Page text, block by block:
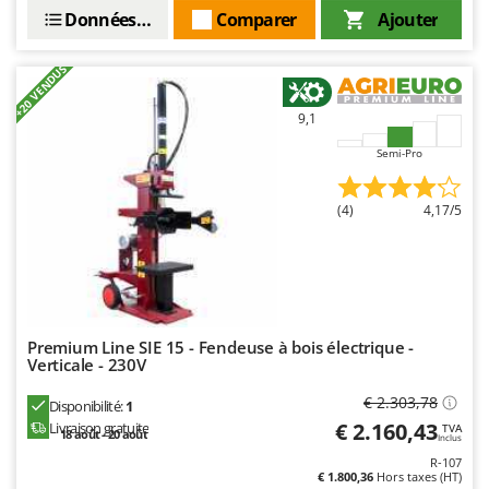
Oriental Koshin
P
Palumbo Pavi
Partisani
Paterlini
Pramac
Prismafood
R
R.G.V.
Rato
Reber
Ajouter
Comparer
Données techniques
+20 VENDUS 9,1
Semi-Pro
(4) 4,17/5
Premium Line SIE 15 - Fendeuse à bois électrique -
Verticale - 230V
Disponibilité:1
Livraison gratuite
18 août - 20 août
€ 2.303,78
€ 2.160,43 TVA
Inclus
R-107
€ 1.800,36 Hors taxes (HT)